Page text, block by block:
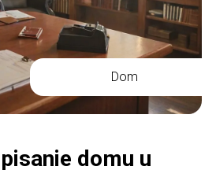
Dom
domu u